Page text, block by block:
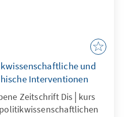
und
Interventionen
Zeitschrift Dis│kurs